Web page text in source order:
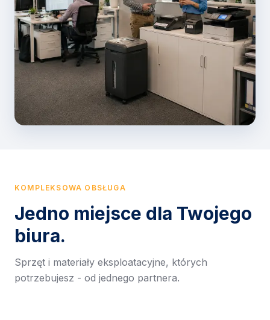
KOMPLEKSOWA OBSŁUGA
Jedno miejsce dla Twojego
biura.
Sprzęt i materiały eksploatacyjne, których
potrzebujesz - od jednego partnera.